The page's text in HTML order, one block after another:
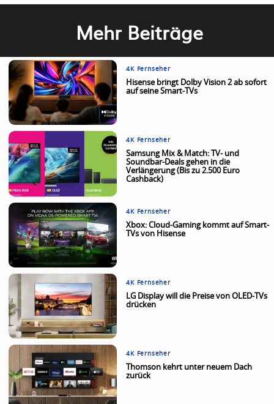
Mehr Beiträge
4K Fernseher
Hisense bringt Dolby Vision 2 ab sofort
auf seine Smart-TVs
4K Fernseher
Samsung Mix & Match: TV- und
Soundbar-Deals gehen in die
Verlängerung (Bis zu 2.500 Euro
Cashback)
4K Fernseher
Xbox: Cloud-Gaming kommt auf Smart-
TVs von Hisense
4K Fernseher
LG Display will die Preise von OLED-TVs
drücken
4K Fernseher
Thomson kehrt unter neuem Dach
zurück